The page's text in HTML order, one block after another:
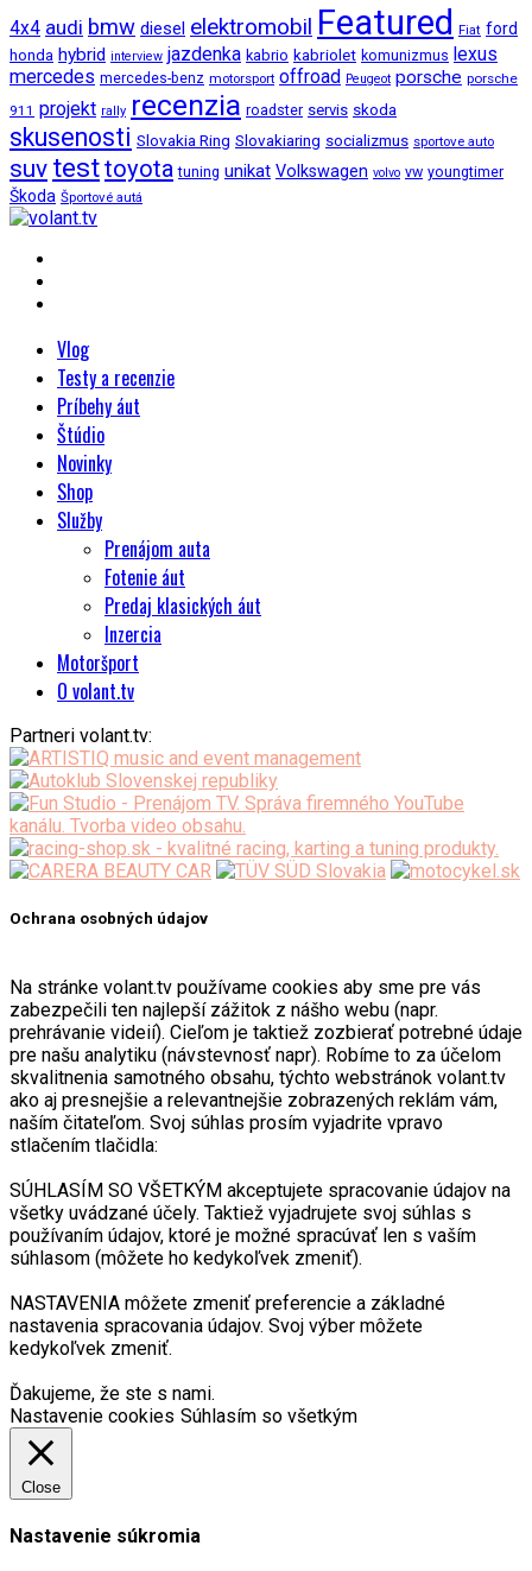
4x4 audi bmw diesel elektromobil Featured Fiat ford
honda hybrid interview jazdenka kabrio kabriolet komunizmus lexus
mercedes mercedes-benz motorsport offroad Peugeot porsche porsche
911 projekt rally recenzia roadster servis skoda
skusenosti Slovakia Ring Slovakiaring socializmus sportove auto
suv testtoyota tuning unikat Volkswagen volvo vw youngtimer
Škoda Športové autá
Vlog
Testy a recenzie
Príbehy áut
Štúdio
Novinky
Shop
Služby
Prenájom auta
Fotenie áut
Predaj klasických áut
Inzercia
Motoršport
O volant.tv
Partneri volant.tv:
Ochrana osobných údajov
Na stránke volant.tv používame cookies aby sme pre vás
zabezpečili ten najlepší zážitok z nášho webu (napr.
prehrávanie videií). Cieľom je taktiež zozbierať potrebné údaje
pre našu analytiku (návstevnosť napr). Robíme to za účelom
skvalitnenia samotného obsahu, týchto webstránok volant.tv
ako aj presnejšie a relevantnejšie zobrazených reklám vám,
naším čitateľom. Svoj súhlas prosím vyjadrite vpravo
stlačením tlačidla:
SÚHLASÍM SO VŠETKÝM akceptujete spracovanie údajov na
všetky uvádzané účely. Taktiež vyjadrujete svoj súhlas s
používaním údajov, ktoré je možné spracúvať len s vaším
súhlasom (môžete ho kedykoľvek zmeniť).
NASTAVENIA môžete zmeniť preferencie a základné
nastavenia spracovania údajov. Svoj výber môžete
kedykoľvek zmeniť.
Ďakujeme, že ste s nami.
Nastavenie cookies Súhlasím so všetkým
Close
Nastavenie súkromia